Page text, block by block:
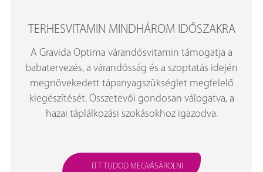
TERHESVITAMIN MINDHÁROM IDŐSZAKRA
A Gravida Optima várandósvitamin támogatja a
babatervezés, a várandósság és a szoptatás idején
megnövekedett tápanyagszükséglet megfelelő
kiegészítését. Összetevői gondosan válogatva, a
hazai táplálkozási szokásokhoz igazodva.
ITT TUDOD MEGVÁSÁROLNI